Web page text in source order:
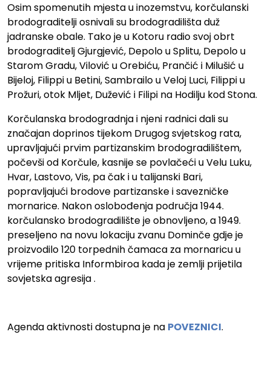
Osim spomenutih mjesta u inozemstvu, korčulanski
brodograditelji osnivali su brodogradilišta duž
jadranske obale. Tako je u Kotoru radio svoj obrt
brodograditelj Gjurgjević, Depolo u Splitu, Depolo u
Starom Gradu, Vilović u Orebiću, Prančić i Milušić u
Bijeloj, Filippi u Betini, Sambrailo u Veloj Luci, Filippi u
Prožuri, otok Mljet, Dužević i Filipi na Hodilju kod Stona.
Korčulanska brodogradnja i njeni radnici dali su
značajan doprinos tijekom Drugog svjetskog rata,
upravljajući prvim partizanskim brodogradilištem,
počevši od Korčule, kasnije se povlačeći u Velu Luku,
Hvar, Lastovo, Vis, pa čak i u talijanski Bari,
popravljajući brodove partizanske i savezničke
mornarice. Nakon oslobođenja područja 1944.
korčulansko brodogradilište je obnovljeno, a 1949.
preseljeno na novu lokaciju zvanu Dominče gdje je
proizvodilo 120 torpednih čamaca za mornaricu u
vrijeme pritiska Informbiroa kada je zemlji prijetila
sovjetska agresija .
Agenda aktivnosti dostupna je na POVEZNICI.